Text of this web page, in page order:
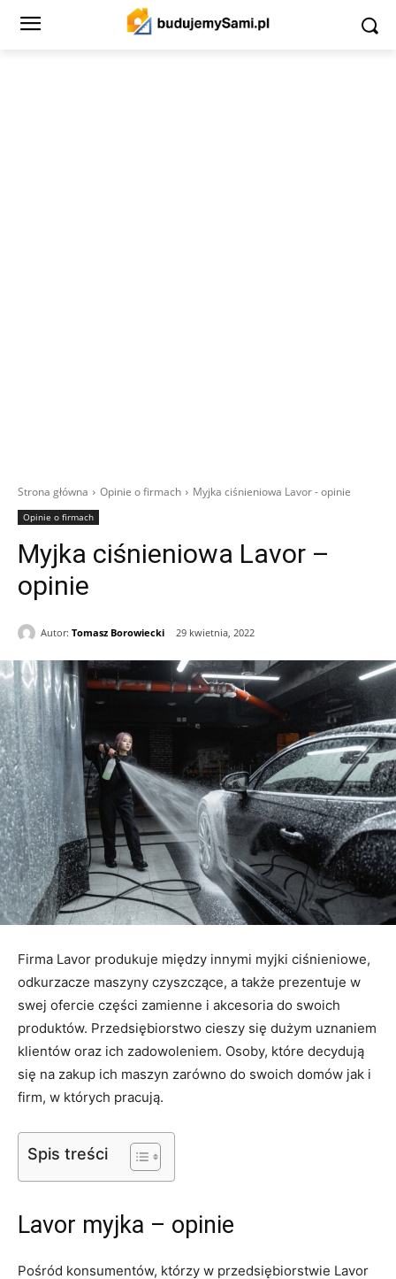
Strona główna Opinie o firmach Myjka ciśnieniowa Lavor - opinie
Opinie o firmach
Myjka ciśnieniowa Lavor –
opinie
Autor: Tomasz Borowiecki 29 kwietnia, 2022
Firma Lavor produkuje między innymi myjki ciśnieniowe,
odkurzacze maszyny czyszczące, a także prezentuje w
swej ofercie części zamienne i akcesoria do swoich
produktów. Przedsiębiorstwo cieszy się dużym uznaniem
klientów oraz ich zadowoleniem. Osoby, które decydują
się na zakup ich maszyn zarówno do swoich domów jak i
firm, w których pracują.
Spis treści
Lavor myjka – opinie
Pośród konsumentów, którzy w przedsiębiorstwie Lavor